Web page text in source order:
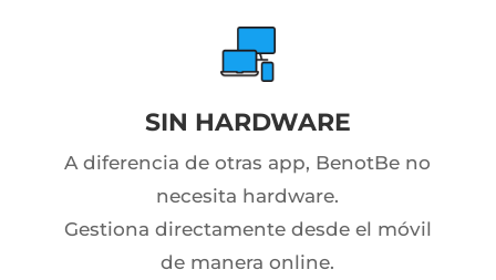
SIN HARDWARE
A diferencia de otras app, BenotBe no
necesita hardware.
Gestiona directamente desde el móvil
de manera online.